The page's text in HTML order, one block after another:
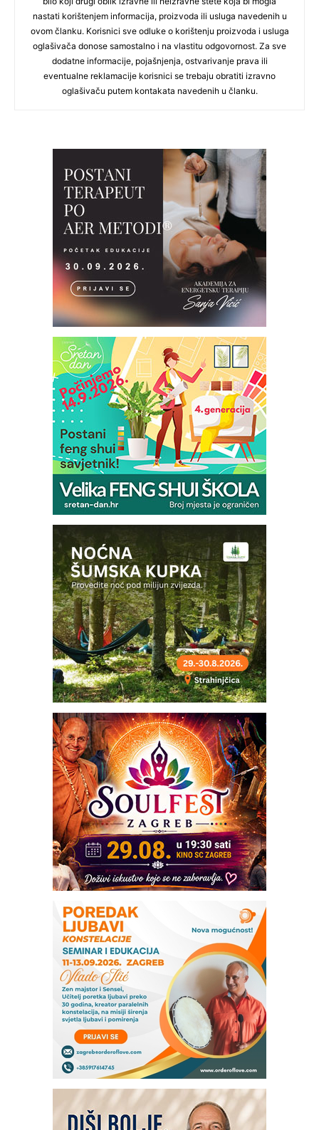
nastati korištenjem informacija, proizvoda ili usluga navedenih u
ovom članku. Korisnici sve odluke o korištenju proizvoda i usluga
oglašivača donose samostalno i na vlastitu odgovornost. Za sve
dodatne informacije, pojašnjenja, ostvarivanje prava ili
eventualne reklamacije korisnici se trebaju obratiti izravno
oglašivaču putem kontakata navedenih u članku.